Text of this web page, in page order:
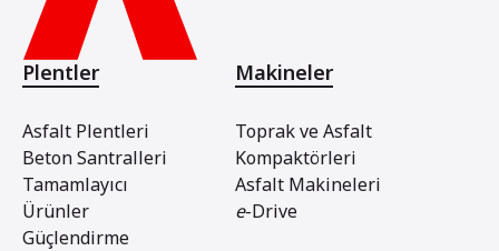
Plentler
Asfalt Plentleri
Beton Santralleri
Tamamlayıcı
Ürünler
Güçlendirme
Makineler
Toprak ve Asfalt
Kompaktörleri
Asfalt Makineleri
e-Drive